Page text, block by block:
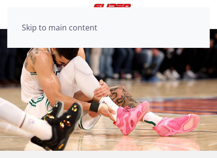
Skip to main content